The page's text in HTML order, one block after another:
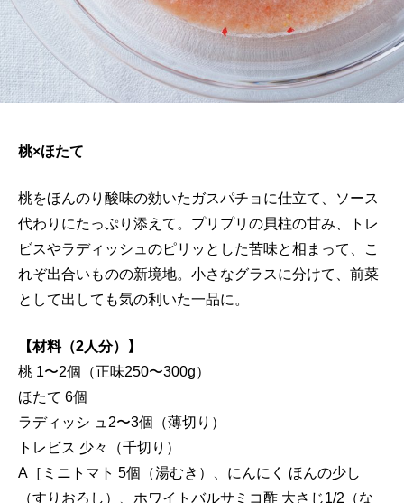
桃×ほたて
桃をほんのり酸味の効いたガスパチョに仕立て、ソース
代わりにたっぷり添えて。プリプリの貝柱の甘み、トレ
ビスやラディッシュのピリッとした苦味と相まって、こ
れぞ出合いものの新境地。小さなグラスに分けて、前菜
として出しても気の利いた一品に。
【材料（2人分）】
桃 1〜2個（正味250〜300g）
ほたて 6個
ラディッシ ュ2〜3個（薄切り）
トレビス 少々（千切り）
A［ミニトマト 5個（湯むき）、にんにく ほんの少し
（すりおろし）、ホワイトバルサミコ酢 大さじ1/2（な